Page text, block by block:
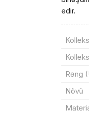
edir.
Rəng
Növü